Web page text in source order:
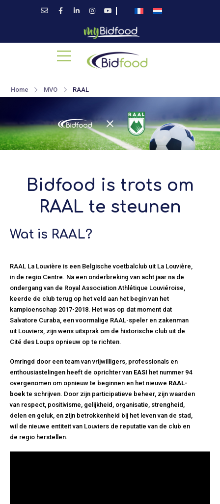
Home MVO RAAL
Bidfood is trots om
RAAL te steunen
Wat is RAAL?
RAAL La Louvière is een Belgische voetbalclub uit La Louvière,
in de regio Centre. Na een onderbreking van acht jaar na de
ondergang van de Royal Association Athlétique Louviéroise,
keerde de club terug op het veld aan het begin van het
kampioenschap 2017-2018. Het was op dat moment dat
Salvatore Curaba, een voormalige RAAL-speler en zakenman
uit Louviers, zijn wens uitsprak om de historische club uit de
Cité des Loups opnieuw op te richten.
Omringd door een team van vrijwilligers, professionals en
enthousiastelingen heeft de oprichter van EASI het nummer 94
overgenomen om opnieuw te beginnen en het nieuwe RAAL-
boekte schrijven. Door zijn participatieve beheer, zijn waarden
van respect, positivisme, gelijkheid, organisatie, strengheid,
delen en geluk, en zijn betrokkenheid bij het leven van de stad,
wil de nieuwe entiteit van Louviers de reputatie van de club en
de regio herstellen.